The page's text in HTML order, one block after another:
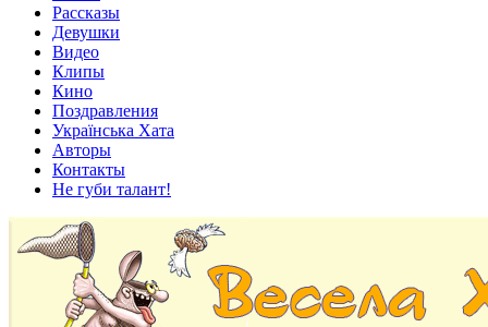
Рассказы
Девушки
Видео
Клипы
Кино
Поздравления
Українська Хата
Авторы
Контакты
Не губи талант!